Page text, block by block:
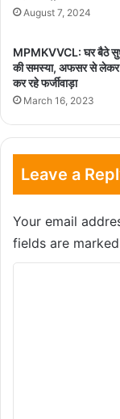
August 7, 2024
MPMKVVCL: घर बैठे
की समस्या, अफसर से
कर रहे फर्जीवाड़ा
March 16, 2023
Leave a
Your email
fields are marked